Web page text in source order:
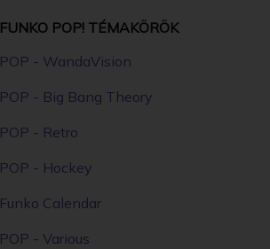
FUNKO POP! TÉMAKÖRÖK
POP - WandaVision
POP - Big Bang Theory
POP - Retro
POP - Hockey
Funko Calendar
POP - Various